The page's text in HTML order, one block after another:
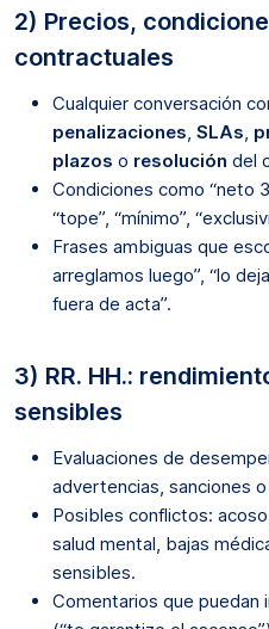
2) Precios,
contractuales
Cualquier conversación
penalizaciones SLAs
plazos o resolución del
Condiciones como “neto
“tope”, “mínimo”,
Frases ambiguas que
arreglamos luego”, “lo
fuera de acta”.
3) RR. HH.:
sensibles
Evaluaciones de
advertencias, sanciones
Posibles conflictos:
salud mental, bajas
sensibles.
Comentarios que